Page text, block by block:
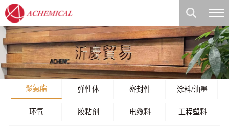
聚氨酯 弹性体 密封件 涂料/油墨
环氧 胶粘剂 电缆料 工程塑料